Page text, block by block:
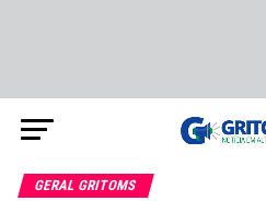
GERAL GRITOMS